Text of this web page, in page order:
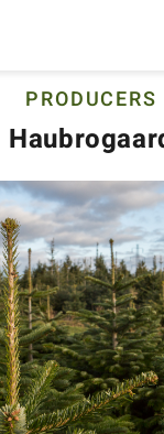
PRODUCERS